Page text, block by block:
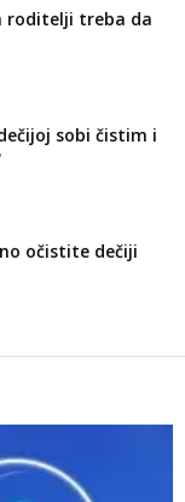
roditelji treba da
sobi čistim i
očistite dečiji